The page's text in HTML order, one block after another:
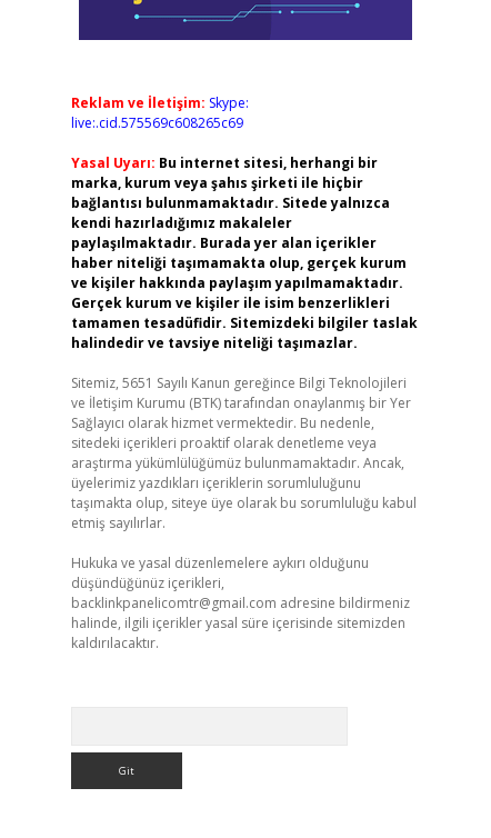
Reklam ve İletişim: Skype:
live:.cid.575569c608265c69
Yasal Uyarı: Bu internet sitesi, herhangi bir
marka, kurum veya şahıs şirketi ile hiçbir
bağlantısı bulunmamaktadır. Sitede yalnızca
kendi hazırladığımız makaleler
paylaşılmaktadır. Burada yer alan içerikler
haber niteliği taşımamakta olup, gerçek kurum
ve kişiler hakkında paylaşım yapılmamaktadır.
Gerçek kurum ve kişiler ile isim benzerlikleri
tamamen tesadüfidir. Sitemizdeki bilgiler taslak
halindedir ve tavsiye niteliği taşımazlar.
Sitemiz, 5651 Sayılı Kanun gereğince Bilgi Teknolojileri
ve İletişim Kurumu (BTK) tarafından onaylanmış bir Yer
Sağlayıcı olarak hizmet vermektedir. Bu nedenle,
sitedeki içerikleri proaktif olarak denetleme veya
araştırma yükümlülüğümüz bulunmamaktadır. Ancak,
üyelerimiz yazdıkları içeriklerin sorumluluğunu
taşımakta olup, siteye üye olarak bu sorumluluğu kabul
etmiş sayılırlar.
Hukuka ve yasal düzenlemelere aykırı olduğunu
düşündüğünüz içerikleri,
backlinkpanelicomtr@gmail.com adresine bildirmeniz
halinde, ilgili içerikler yasal süre içerisinde sitemizden
kaldırılacaktır.